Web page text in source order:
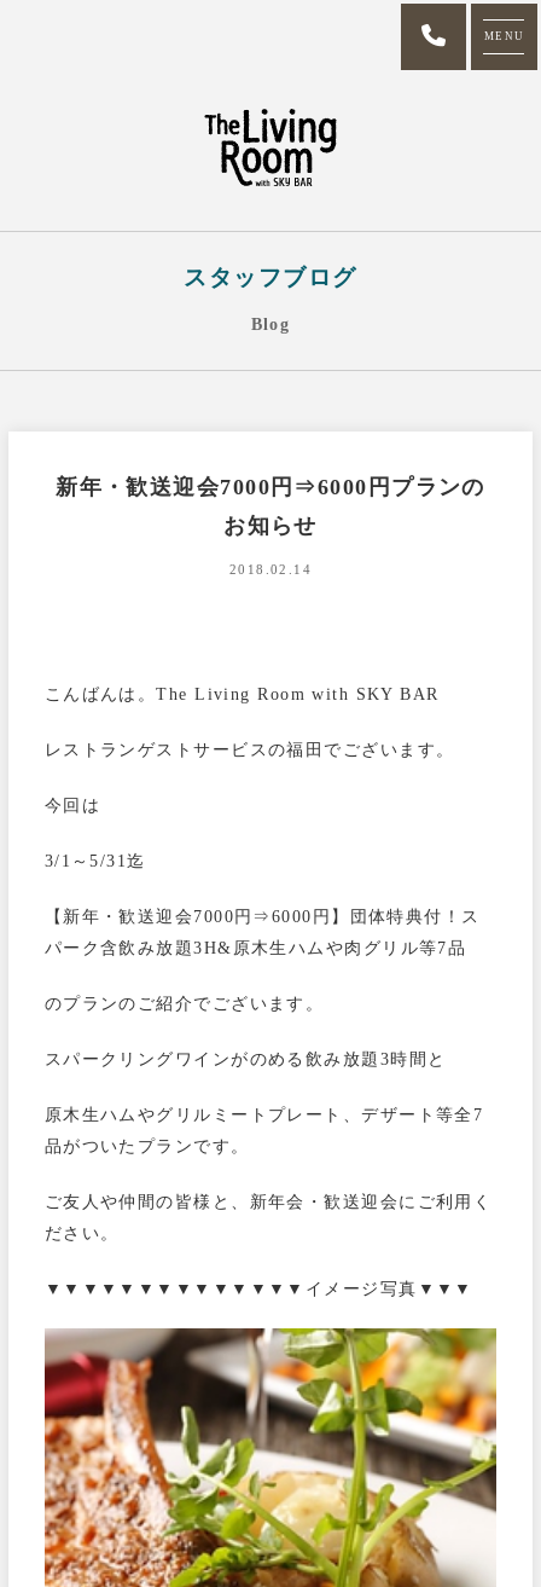
MENU
スタッフブログ
Blog
新年・歓送迎会7000円⇒6000円プランの
お知らせ
2018.02.14
こんばんは。The Living Room with SKY BAR
レストランゲストサービスの福田でございます。
今回は
3/1～5/31迄
【新年・歓送迎会7000円⇒6000円】団体特典付！ス
パーク含飲み放題3H&原木生ハムや肉グリル等7品
のプランのご紹介でございます。
スパークリングワインがのめる飲み放題3時間と
原木生ハムやグリルミートプレート、デザート等全7
品がついたプランです。
ご友人や仲間の皆様と、新年会・歓送迎会にご利用く
ださい。
▼▼▼▼▼▼▼▼▼▼▼▼▼▼イメージ写真▼▼▼